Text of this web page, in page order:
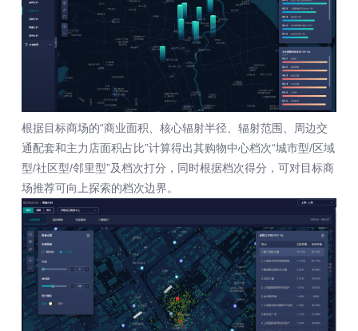
根据目标商场的“商业面积、核心辐射半径、辐射范围、周边交
通配套和主力店面积占比”计算得出其购物中心档次“城市型/区域
型/社区型/邻里型”及档次打分，同时根据档次得分，可对目标商
场推荐可向上探索的档次边界。